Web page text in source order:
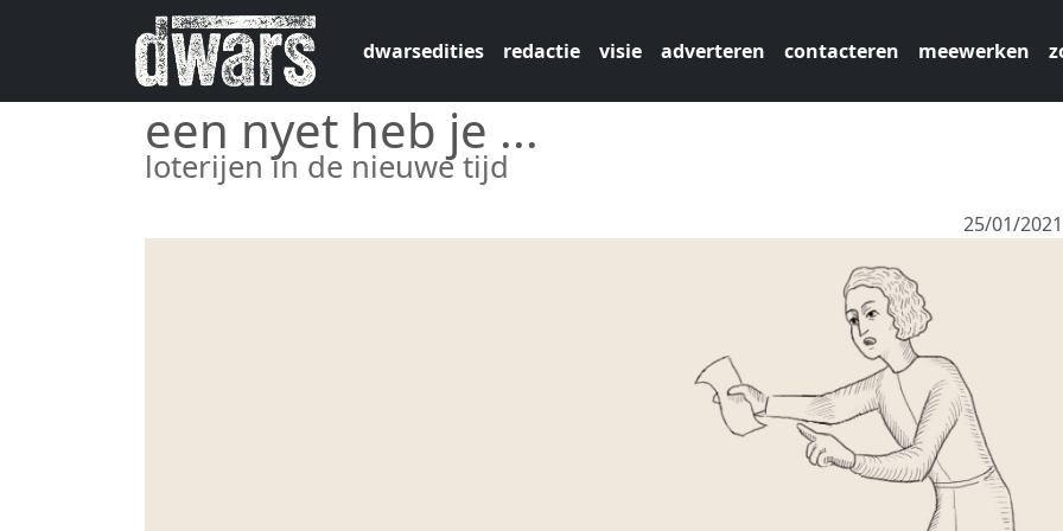
Overslaan en naar de inhoud gaan
dwarsedities
redactie visie adverteren contacteren meewerken
een nyet heb je ...
loterijen in de nieuwe tijd
25/01/2021